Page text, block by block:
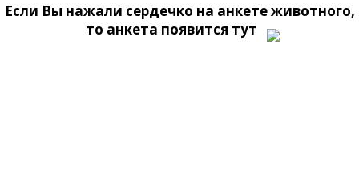
Если Вы нажали сердечко на анкете животного,
то анкета появится тут